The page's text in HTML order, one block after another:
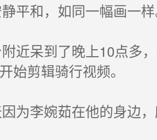
平和，如同一幅画一样
近呆到了晚上10点多
始剪辑骑行视频。
为李婉茹在他的身边，